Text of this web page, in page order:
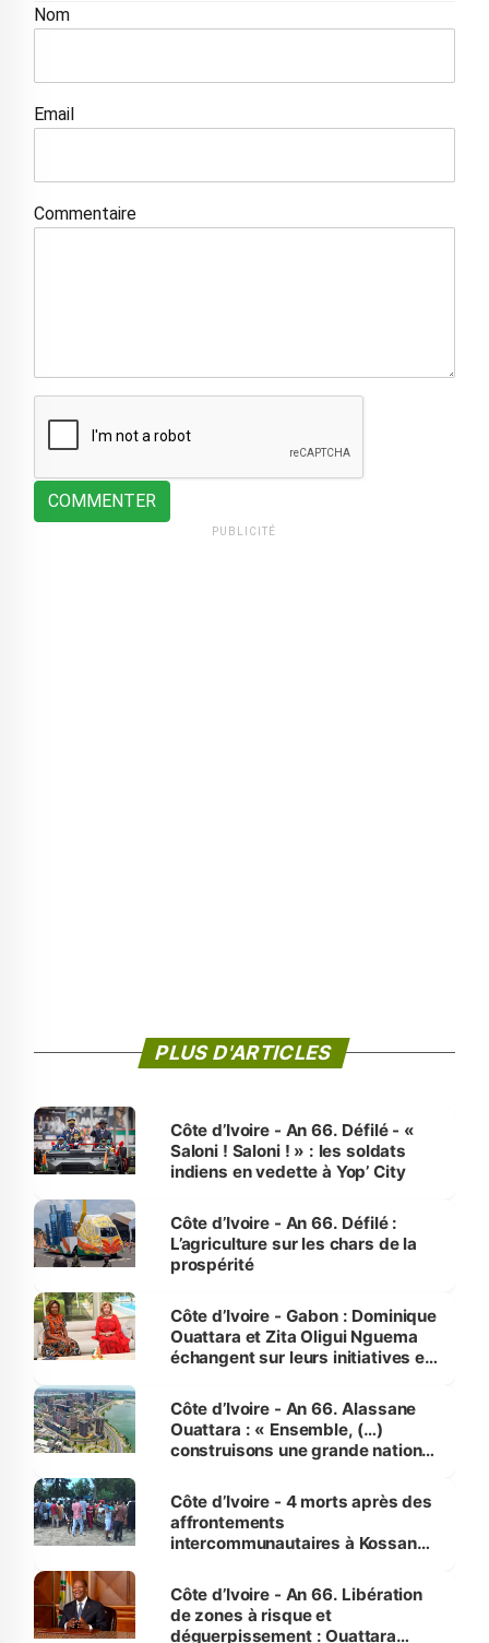
Nom
Email
Commentaire
COMMENTER
PUBLICITÉ
PLUS D'ARTICLES
Côte d’Ivoire - An 66. Défilé - «
Saloni ! Saloni ! » : les soldats
indiens en vedette à Yop’ City
Côte d’Ivoire - An 66. Défilé :
L’agriculture sur les chars de la
prospérité
Côte d’Ivoire - Gabon : Dominique
Ouattara et Zita Oligui Nguema
échangent sur leurs initiatives en
enfants
Côte d’Ivoire - An 66. Alassane
Ouattara : « Ensemble, (…)
construisons une grande nation
générations futures »
Côte d’Ivoire - 4 morts après des
affrontements
intercommunautaires à Kossandji
milieu des sinistrés
Côte d’Ivoire - An 66. Libération
de zones à risque et
déguerpissement : Ouattara